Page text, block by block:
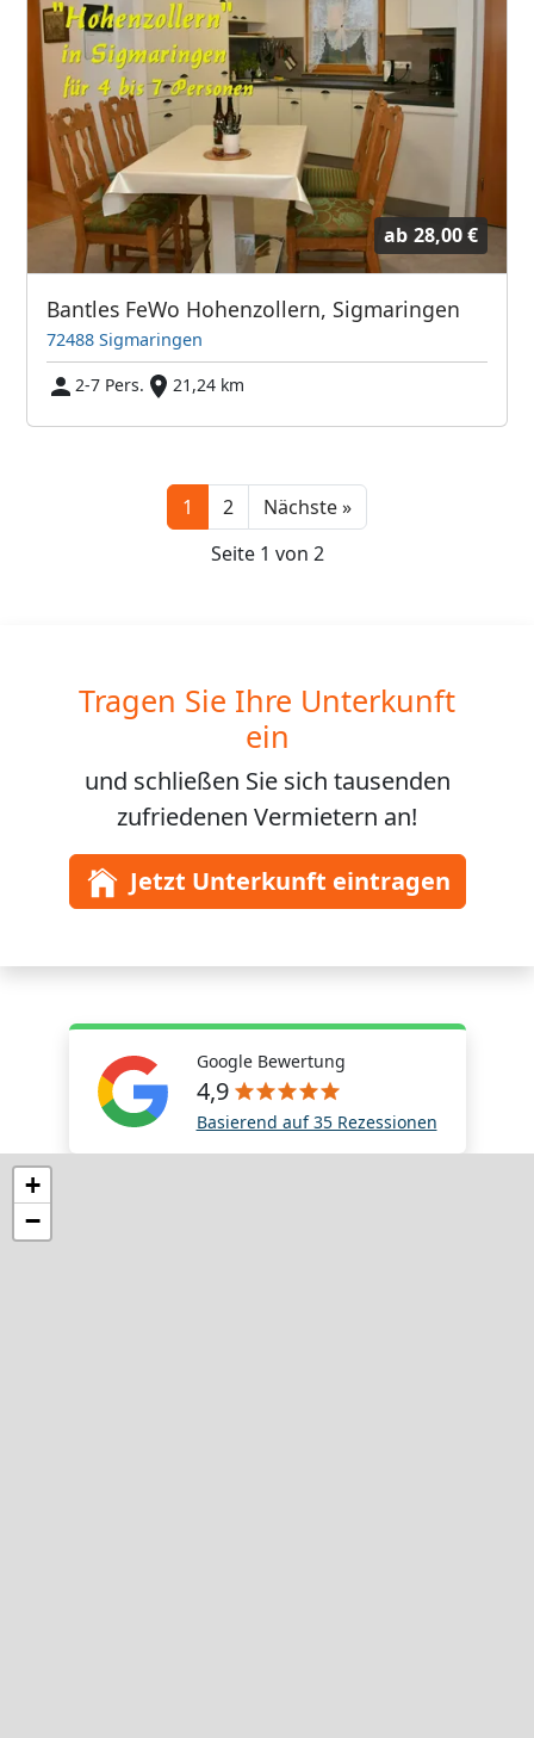
ab 28,00 €
Bantles FeWo Hohenzollern, Sigmaringen
72488 Sigmaringen
2-7 Pers.
21,24 km
1 2 Nächste »Next
Seite 1 von 2
Tragen Sie Ihre Unterkunft
ein
und schließen Sie sich tausenden
zufriedenen Vermietern an!
Jetzt Unterkunft eintragen
Google Bewertung
4,9
Basierend auf 35 Rezessionen
+
−